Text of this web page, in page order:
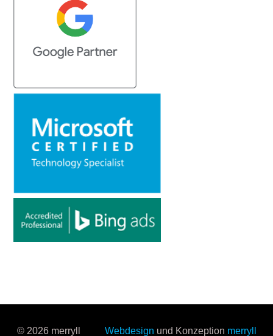
© 2026 merryll Webdesign und Konzeption merryll